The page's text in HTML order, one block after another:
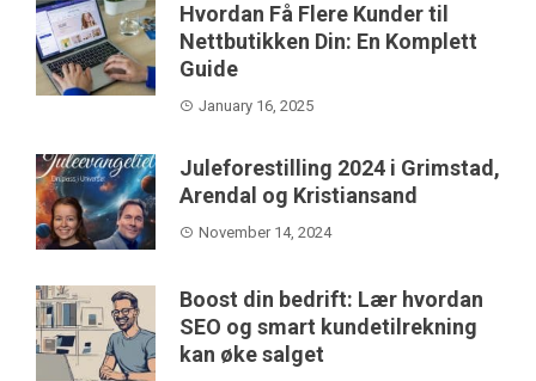
Hvordan Få Flere Kunder til
Nettbutikken Din: En Komplett
Guide
January 16, 2025
Juleforestilling 2024 i Grimstad,
Arendal og Kristiansand
November 14, 2024
Boost din bedrift: Lær hvordan
SEO og smart kundetilrekning
kan øke salget